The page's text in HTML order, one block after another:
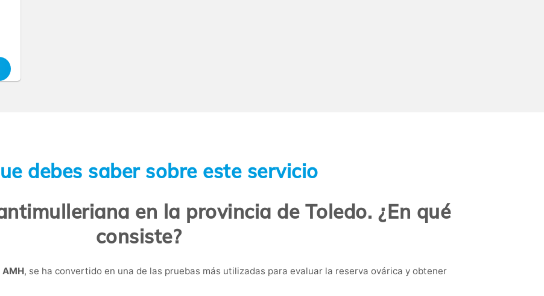
debes saber sobre este servicio
en la provincia de Toledo. ¿En qué
consiste?
AMH, se ha convertido en una de las pruebas más utilizadas para evaluar la reserva ovárica y obtener